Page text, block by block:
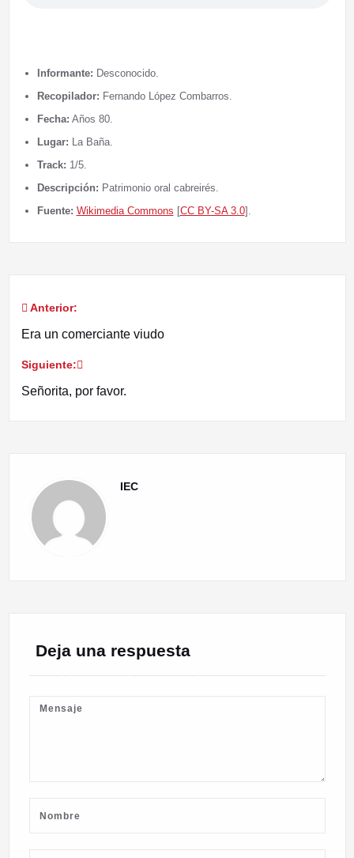
Informante: Desconocido.
Recopilador: Fernando López Combarros.
Fecha: Años 80.
Lugar: La Baña.
Track: 1/5.
Descripción: Patrimonio oral cabreirés.
Fuente: Wikimedia Commons [CC BY-SA 3.0].
Navegación
entradas
Anterior:
Era un comerciante viudo
Siguiente:
Señorita, por favor.
IEC
Deja una respuesta